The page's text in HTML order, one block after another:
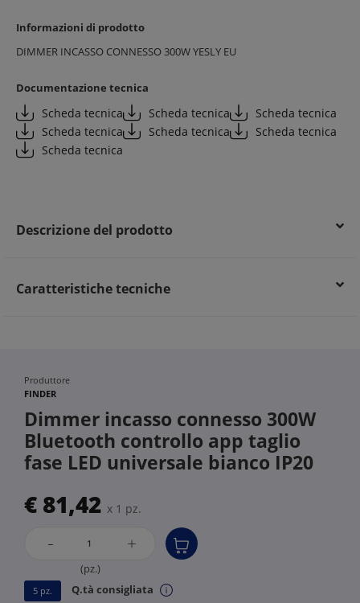
Informazioni di prodotto
DIMMER INCASSO CONNESSO 300W YESLY EU
Documentazione tecnica
Scheda tecnica Scheda tecnica
Scheda tecnica
Scheda tecnica
Scheda tecnica
Scheda tecnica
Scheda tecnica
Descrizione del prodotto
Caratteristiche tecniche
Produttore
FINDER
Dimmer incasso connesso 300W
Bluetooth controllo app taglio
fase LED universale bianco IP20
€ 81,42 x 1 pz.
- +
(pz.)
5 pz. Q.tà consigliata